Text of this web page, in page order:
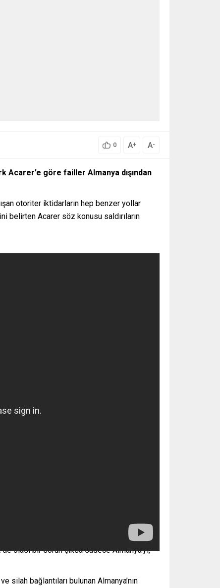
0 A+ A-
Acarer’e göre failler Almanya dışından
otoriter iktidarların hep benzer yollar
belirten Acarer söz konusu saldırıların
olası bir sorun çıksa sadece Almanya’yı,
bağlantıları bulunan Almanya’nın